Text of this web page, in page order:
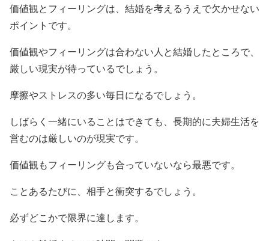
価値観とフィーリングは、結婚を考えるうえで欠かせない
ポイントです。
価値観やフィーリングは合わない人と結婚したところで、
厳しい現実が待っているでしょう。
摩擦やストレスの多い毎日になるでしょう。
しばらく一緒にいることはできても、長期的に夫婦生活を
営むのは厳しいのが現実です。
価値観もフィーリングも合っていないなら最悪です。
ことあるたびに、相手と衝突するでしょう。
必ずどこかで限界に達します。